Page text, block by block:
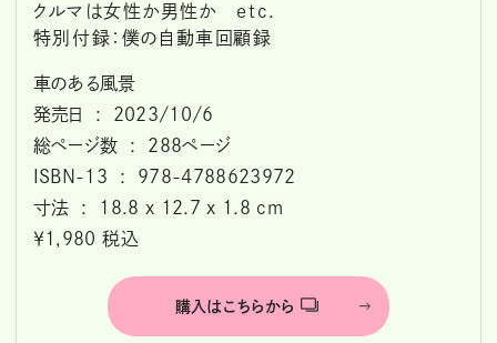
クルマは女性か男性か etc.
特別付録：僕の自動車回顧録
車のある風景
発売日 ‏ : ‎ 2023/10/6
総ページ数 ‏ : ‎ 288ページ
ISBN-13 ‏ : ‎ 978-4788623972
寸法 ‏ : ‎ 18.8 x 12.7 x 1.8 cm
￥1,980 税込
購入はこちらから